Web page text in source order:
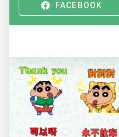
FACEBOOK